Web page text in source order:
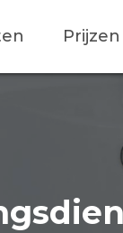
Prijzen